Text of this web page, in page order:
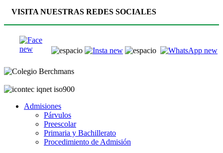
VISITA NUESTRAS REDES SOCIALES
Admisiones
Párvulos
Preescolar
Primaria y Bachillerato
Procedimiento de Admisión